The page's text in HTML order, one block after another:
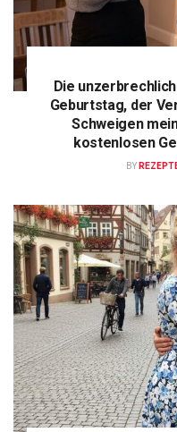
Die
Geburtstag, der
Schweigen
kostenlosen
BY